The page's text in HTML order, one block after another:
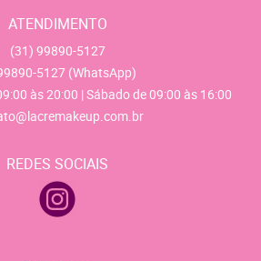
ATENDIMENTO
(31) 99890-5127
5127 (WhatsApp)
às 20:00 | Sábado de 09:00 às 16:00
REDES SOCIAIS